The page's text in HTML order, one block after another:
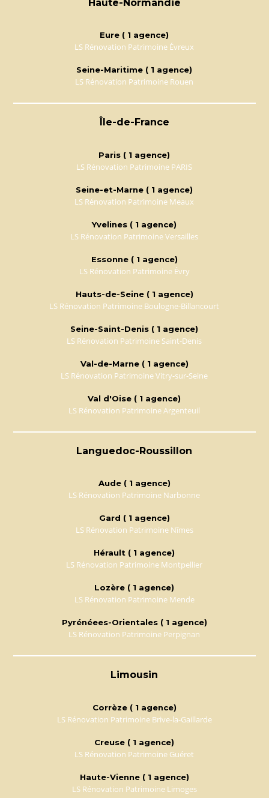
Haute-Normandie
Eure ( 1 agence)
LS Rénovation Patrimoine Évreux
Seine-Maritime ( 1 agence)
LS Rénovation Patrimoine Rouen
Île-de-France
Paris ( 1 agence)
LS Rénovation Patrimoine PARIS
Seine-et-Marne ( 1 agence)
LS Rénovation Patrimoine Meaux
Yvelines ( 1 agence)
LS Rénovation Patrimoine Versailles
Essonne ( 1 agence)
LS Rénovation Patrimoine Évry
Hauts-de-Seine ( 1 agence)
LS Rénovation Patrimoine Boulogne-Billancourt
Seine-Saint-Denis ( 1 agence)
LS Rénovation Patrimoine Saint-Denis
Val-de-Marne ( 1 agence)
LS Rénovation Patrimoine Vitry-sur-Seine
Val d'Oise ( 1 agence)
LS Rénovation Patrimoine Argenteuil
Languedoc-Roussillon
Aude ( 1 agence)
LS Rénovation Patrimoine Narbonne
Gard ( 1 agence)
LS Rénovation Patrimoine Nîmes
Hérault ( 1 agence)
LS Rénovation Patrimoine Montpellier
Lozère ( 1 agence)
LS Rénovation Patrimoine Mende
Pyrénéees-Orientales ( 1 agence)
LS Rénovation Patrimoine Perpignan
Limousin
Corrèze ( 1 agence)
LS Rénovation Patrimoine Brive-la-Gaillarde
Creuse ( 1 agence)
LS Rénovation Patrimoine Guéret
Haute-Vienne ( 1 agence)
LS Rénovation Patrimoine Limoges